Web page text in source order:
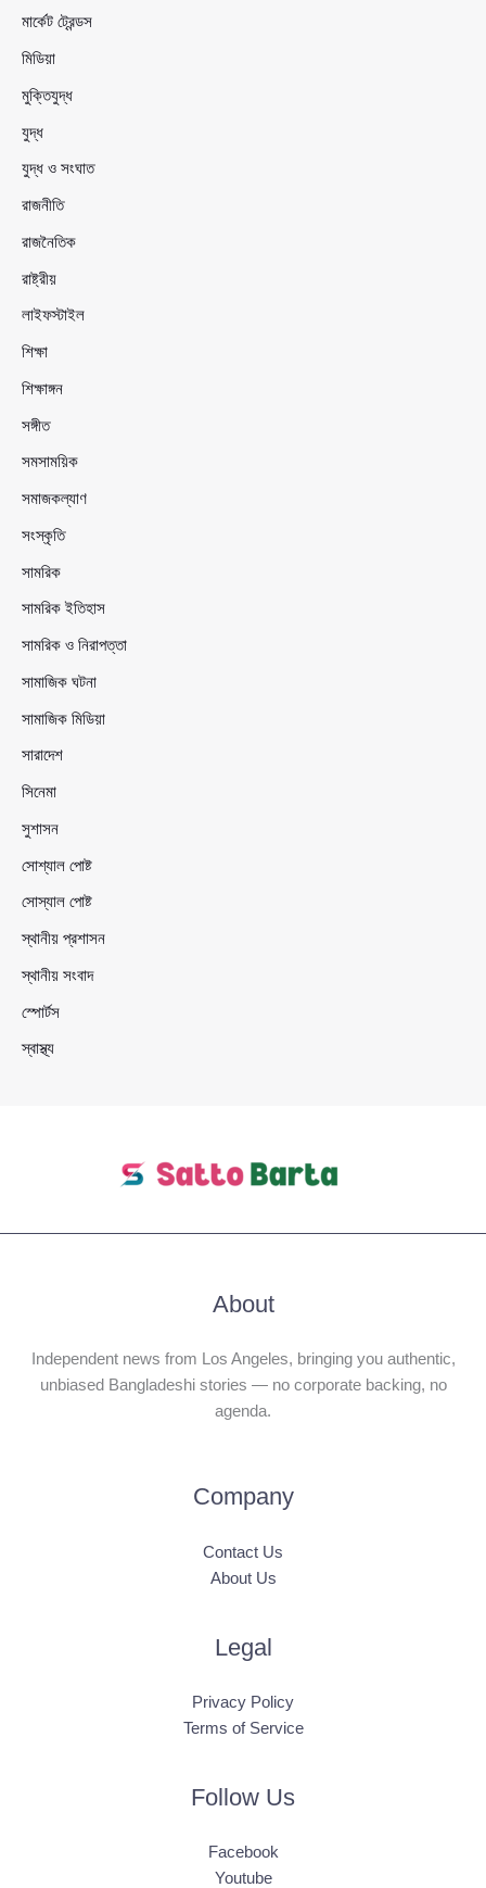
মার্কেট ট্রেন্ডস
মিডিয়া
মুক্তিযুদ্ধ
যুদ্ধ
যুদ্ধ ও সংঘাত
রাজনীতি
রাজনৈতিক
রাষ্ট্রীয়
লাইফস্টাইল
শিক্ষা
শিক্ষাঙ্গন
সঙ্গীত
সমসাময়িক
সমাজকল্যাণ
সংস্কৃতি
সামরিক
সামরিক ইতিহাস
সামরিক ও নিরাপত্তা
সামাজিক ঘটনা
সামাজিক মিডিয়া
সারাদেশ
সিনেমা
সুশাসন
সোশ্যাল পোষ্ট
সোস্যাল পোষ্ট
স্থানীয় প্রশাসন
স্থানীয় সংবাদ
স্পোর্টস
স্বাস্থ্য
About
Independent news from Los Angeles, bringing you authentic,
unbiased Bangladeshi stories — no corporate backing, no
agenda.
Company
Contact Us
About Us
Legal
Privacy Policy
Terms of Service
Follow Us
Facebook
Youtube